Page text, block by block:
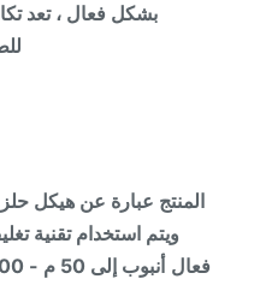
بشكل فعال ، تعد تكاليف
للطاقة
المنتج عبارة عن هيكل
ويتم استخدام تقنية